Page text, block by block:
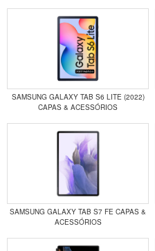
SAMSUNG GALAXY TAB S6 LITE (2022)
CAPAS & ACESSÓRIOS
SAMSUNG GALAXY TAB S7 FE CAPAS &
ACESSÓRIOS